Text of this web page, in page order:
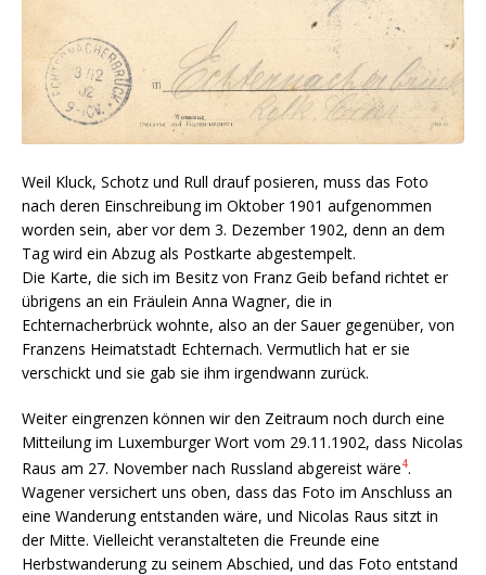
Weil Kluck, Schotz und Rull drauf posieren, muss das Foto
nach deren Einschreibung im Oktober 1901 aufgenommen
worden sein, aber vor dem 3. Dezember 1902, denn an dem
Tag wird ein Abzug als Postkarte abgestempelt.
Die Karte, die sich im Besitz von Franz Geib befand richtet er
übrigens an ein Fräulein Anna Wagner, die in
Echternacherbrück wohnte, also an der Sauer gegenüber, von
Franzens Heimatstadt Echternach. Vermutlich hat er sie
verschickt und sie gab sie ihm irgendwann zurück.
Weiter eingrenzen können wir den Zeitraum noch durch eine
Mitteilung im Luxemburger Wort vom 29.11.1902, dass Nicolas
Raus am 27. November nach Russland abgereist wäre4.
Wagener versichert uns oben, dass das Foto im Anschluss an
eine Wanderung entstanden wäre, und Nicolas Raus sitzt in
der Mitte. Vielleicht veranstalteten die Freunde eine
Herbstwanderung zu seinem Abschied, und das Foto entstand